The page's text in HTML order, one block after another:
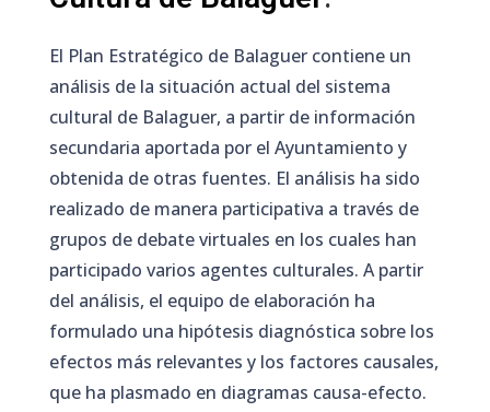
El Plan Estratégico de Balaguer contiene un
análisis de la situación actual del sistema
cultural de Balaguer, a partir de información
secundaria aportada por el Ayuntamiento y
obtenida de otras fuentes. El análisis ha sido
realizado de manera participativa a través de
grupos de debate virtuales en los cuales han
participado varios agentes culturales. A partir
del análisis, el equipo de elaboración ha
formulado una hipótesis diagnóstica sobre los
efectos más relevantes y los factores causales,
que ha plasmado en diagramas causa-efecto.